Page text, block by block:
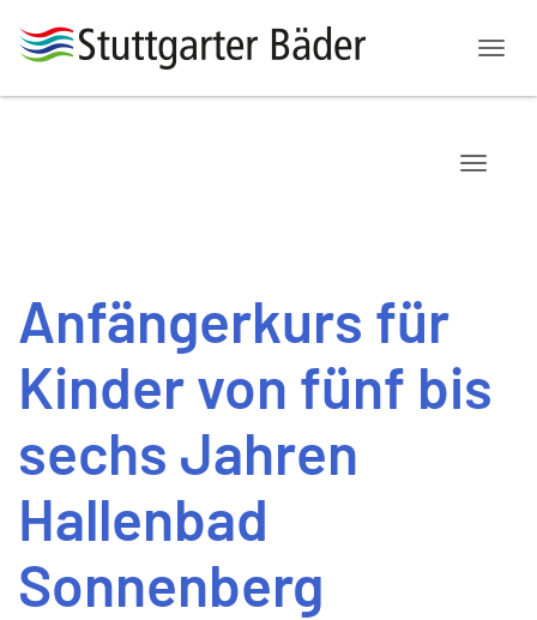
Anfängerkurs für
Kinder von fünf bis
sechs Jahren
Hallenbad
Sonnenberg